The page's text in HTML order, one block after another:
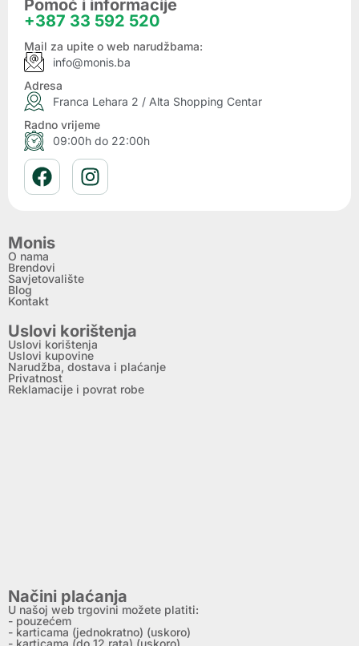
Pomoć i informacije
+387 33 592 520
Mail za upite o web narudžbama:
info@monis.ba
Adresa
Franca Lehara 2 / Alta Shopping Centar
Radno vrijeme
09:00h do 22:00h
Monis
O nama
Brendovi
Savjetovalište
Blog
Kontakt
Uslovi korištenja
Uslovi korištenja
Uslovi kupovine
Narudžba, dostava i plaćanje
Privatnost
Reklamacije i povrat robe
Načini plaćanja
U našoj web trgovini možete platiti:
- pouzećem
- karticama (jednokratno) (uskoro)
- karticama (do 12 rata) (uskoro)